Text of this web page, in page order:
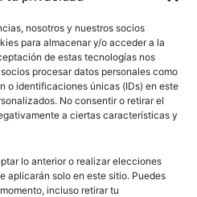
nosotros y nuestros socios
para almacenar y/o acceder a la
de estas tecnologías nos
procesar datos personales como
o identificaciones únicas (IDs) en este
No consentir o retirar el
a ciertas características y
lo anterior o realizar elecciones
aplicarán solo en este sitio. Puedes
incluso retirar tu